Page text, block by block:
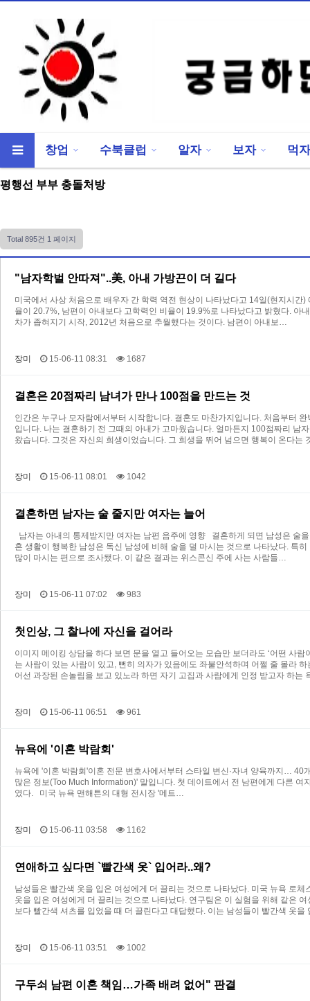
창업 수북클럽 알자 보자
먹자
평행선 부부 충돌처방
Total 895건 1 페이지
"남자학벌 안따져"..美, 아내 가방끈이 더 길다
미국에서 사상 처음으로 배우자 간 학력 역전 현상이 나타났다고 14일(현지시
율이 20.7%, 남편이 아내보다 고학력인 비율이 19.9%로 나타났다고 밝혔다.
차가 좁혀지기 시작, 2012년 처음으로 추월했다는 것이다. 남편이 아내보…
장미 15-06-11 08:31 1687
결혼은 20점짜리 남녀가 만나 100점을 만드는 것
인간은 누구나 모자람에서부터 시작합니다. 결혼도 마찬가지입니다. 처음부터
입니다. 나는 결혼하기 전 그때의 아내가 고마웠습니다. 얼마든지 100점짜리 남
왔습니다. 그것은 자신의 희생이었습니다. 그 희생을 뛰어 넘으면 행복이 온다는
장미 15-06-11 08:01 1042
결혼하면 남자는 술 줄지만 여자는 늘어
남자는 아내의 통제받지만 여자는 남편 음주에 영향 결혼하게 되면 남성은 술
혼 생활이 행복한 남성은 독신 남성에 비해 술을 덜 마시는 것으로 나타났다. 특
많이 마시는 편으로 조사됐다. 이 같은 결과는 위스콘신 주에 사는 사람들…
장미 15-06-11 07:02 983
첫인상, 그 찰나에 자신을 걸어라
이미지 메이킹 상담을 하다 보면 문을 열고 들어오는 모습만 보더라도 ‘어떤 사
는 사람이 있는 사람이 있고, 뻔히 의자가 있음에도 좌불안석하며 어쩔 줄 몰라
어선 과장된 손놀림을 보고 있노라 하면 자기 고집과 사람에게 인정 받고자 하는
장미 15-06-11 06:51 961
뉴욕에 '이혼 박람회'
뉴욕에 '이혼 박람회'이혼 전문 변호사에서부터 스타일 변신·자녀 양육까지…
많은 정보(Too Much Information)' 말입니다. 첫 데이트에서 전 남편에게 다른
였다. 미국 뉴욕 맨해튼의 대형 전시장 '메트…
장미 15-06-11 03:58 1162
연애하고 싶다면 `빨간색 옷` 입어라..왜?
남성들은 빨간색 옷을 입은 여성에게 더 끌리는 것으로 나타났다. 미국 뉴욕 로
옷을 입은 여성에게 더 끌리는 것으로 나타났다. 연구팀은 이 실험을 위해 같은
보다 빨간색 셔츠를 입었을 때 더 끌린다고 대답했다. 이는 남성들이 빨간색 옷
장미 15-06-11 03:51 1002
구두쇠 남편 이혼 책임…가족 배려 없어" 판결